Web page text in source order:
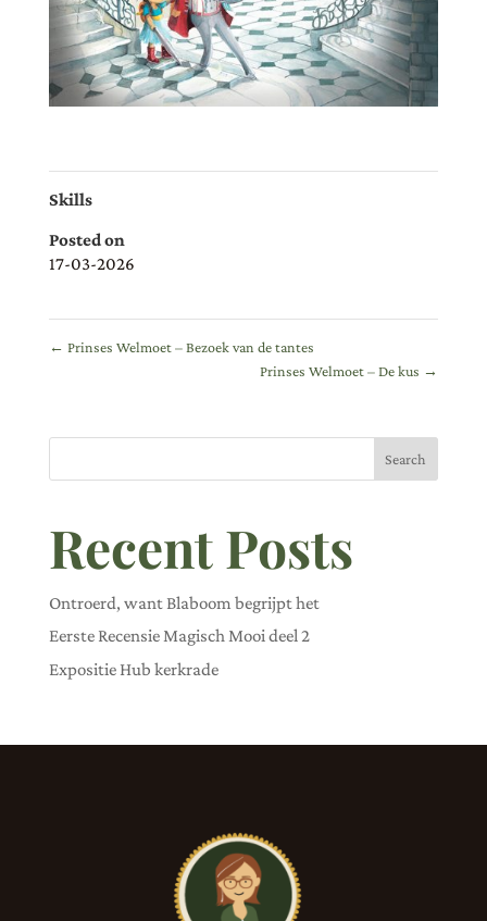
Skills
Posted on
17-03-2026
← Prinses Welmoet – Bezoek van de tantes
Prinses Welmoet – De kus →
Search
Recent Posts
Ontroerd, want Blaboom begrijpt het
Eerste Recensie Magisch Mooi deel 2
Expositie Hub kerkrade